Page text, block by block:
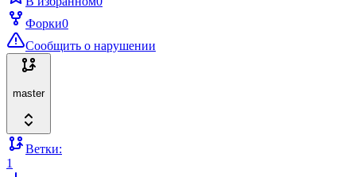
Форки0
Сообщить о нарушении
master
Ветки:
1